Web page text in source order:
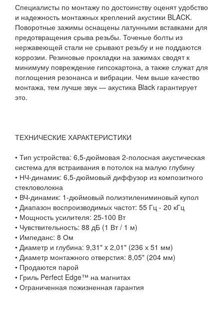
Специалисты по монтажу по достоинству оценят удобство
и надежность монтажных креплений акустики BLACK.
Поворотные зажимы оснащены латунными вставками для
предотвращения срыва резьбы. Точеные болты из
нержавеющей стали не срывают резьбу и не поддаются
коррозии. Резиновые прокладки на зажимах сводят к
минимуму повреждение гипсокартона, а также служат для
поглощения резонанса и вибрации. Чем выше качество
монтажа, тем лучше звук — акустика Black гарантирует
это.
ТЕХНИЧЕСКИЕ ХАРАКТЕРИСТИКИ
• Тип устройства: 6,5-дюймовая 2-полосная акустическая
система для встраивания в потолок на малую глубину
• НЧ-динамик: 6,5-дюймовый диффузор из композитного
стекловолокна
• ВЧ-динамик: 1-дюймовый полиэтилениминовый купол
• Диапазон воспроизводимых частот: 55 Гц - 20 кГц
• Мощность усилителя: 25-100 Вт
• Чувствительность: 88 дБ (1 Вт / 1 м)
• Импеданс: 8 Ом
• Диаметр и глубина: 9,31" x 2,01" (236 х 51 мм)
• Диаметр монтажного отверстия: 8,05" (204 мм)
• Продаются парой
• Гриль Perfect Edge™ на магнитах
• Ограниченная пожизненная гарантия